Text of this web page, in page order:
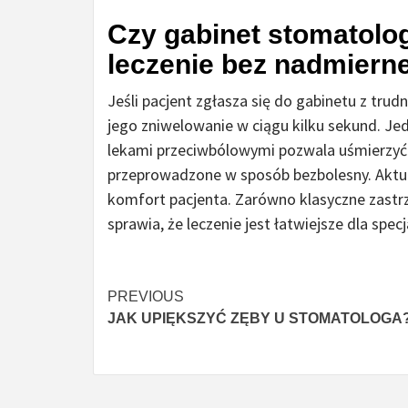
Czy gabinet
leczenie bez
Jeśli pacjent zgłasza się do gabinetu z
jego zniwelowanie w ciągu kilku sekund.
lekami przeciwbólowymi pozwala
przeprowadzone w sposób bezbolesny.
komfort pacjenta. Zarówno klasyczne
sprawia, że leczenie jest łatwiejsze dla
Continue
Reading
PREVIOUS
JAK UPIĘKSZYĆ ZĘBY U